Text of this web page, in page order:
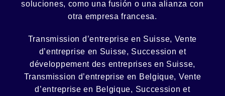
soluciones, como una fusión o unaalianza con
otra empresa francesa.
Transmission d’entreprise en Suisse, Vente
d’entreprise en Suisse, Succession et
développement des entreprises en Suisse,
Transmission d’entreprise en Belgique, Vente
d’entreprise en Belgique, Succession et